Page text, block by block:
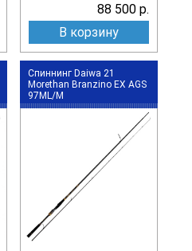
88 500 р.
В корзину
Спиннинг Daiwa 21
Morethan Branzino EX AGS
97ML/M